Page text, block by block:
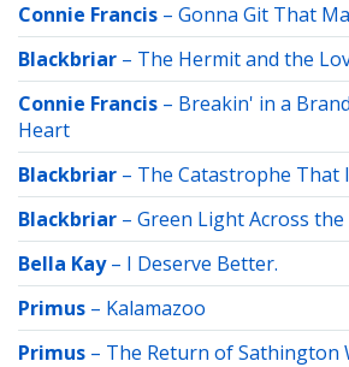
Connie Francis – Gonna Git That
Blackbriar – The Hermit and the
Connie Francis – Breakin' in a
Heart
Blackbriar – The Catastrophe That
Blackbriar – Green Light Across the
Bella Kay– I Deserve Better.
Primus – Kalamazoo
Primus – The Return of Sathington